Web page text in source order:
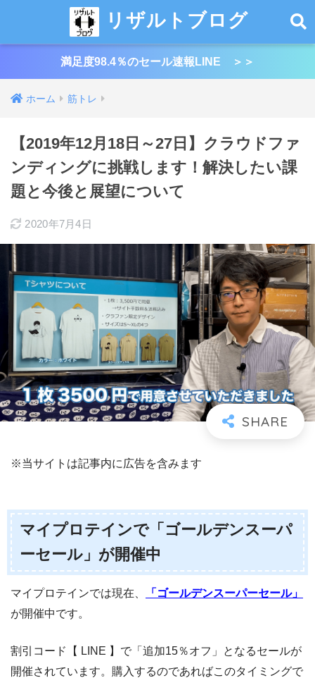
リザルトブログ
満足度98.4％のセール速報LINE ＞＞
ホーム 筋トレ
【2019年12月18日～27日】クラウドファ
ンディングに挑戦します！解決したい課
題と今後と展望について
2020年7月4日
※当サイトは記事内に広告を含みます
マイプロテインで「ゴールデンスーパ
ーセール」が開催中
マイプロテインでは現在、
「ゴールデンスーパーセール」
が開催中です。
割引コード【 LINE 】で「追加15％オフ」となるセールが
開催されています。購入するのであればこのタイミングで